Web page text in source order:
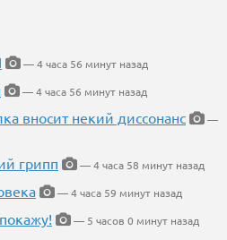
— 4 часа 56 минут назад
— 4 часа 56 минут назад
вносит некий диссонанс
—
грипп
— 4 часа 58 минут назад
— 4 часа 59 минут назад
— 5 часов 0 минут назад